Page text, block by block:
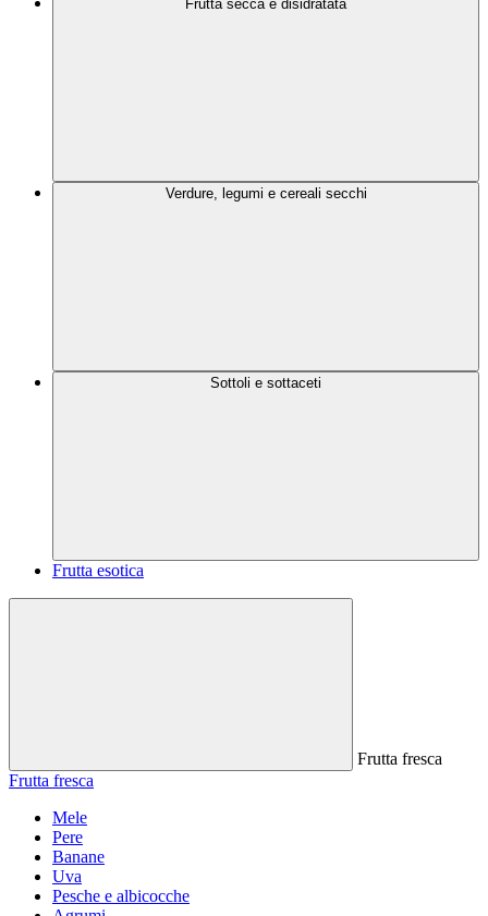
Frutta secca e disidratata
Verdure, legumi e cereali secchi
Sottoli e sottaceti
Frutta esotica
Frutta fresca
Frutta fresca
Mele
Pere
Banane
Uva
Pesche e albicocche